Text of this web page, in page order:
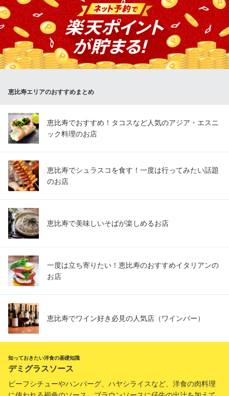
北海道から届く新鮮なうにを使用して作る、生うにのトマトクリ
ームパスタは店の一番人気のメニュー。うにの濃厚な味わいとト
マトの酸味が絶妙にマリアージュ。また魚の骨や貝で丁寧に取っ
た出汁（フュネドゥポワソン）が奥深い味わいを作ってます。限
定数では有りますがぜひご来店の際にはお試し下さい。
イタリアン
東京都渋谷区恵比寿南2-9-4 安島ビル2F
恵比寿エリアのおすすめまとめ
恵比寿でおすすめ！タコスなど人気のアジア・エスニ
ック料理のお店
恵比寿でシュラスコを食す！一度は行ってみたい話題
のお店
恵比寿で美味しいそばが楽しめるお店
一度は立ち寄りたい！恵比寿のおすすめイタリアンの
お店
恵比寿でワイン好き必見の人気店（ワインバー）
知っておきたい洋食の基礎知識
デミグラスソース
ビーフシチューやハンバーグ、ハヤシライスなど、洋食の肉料理